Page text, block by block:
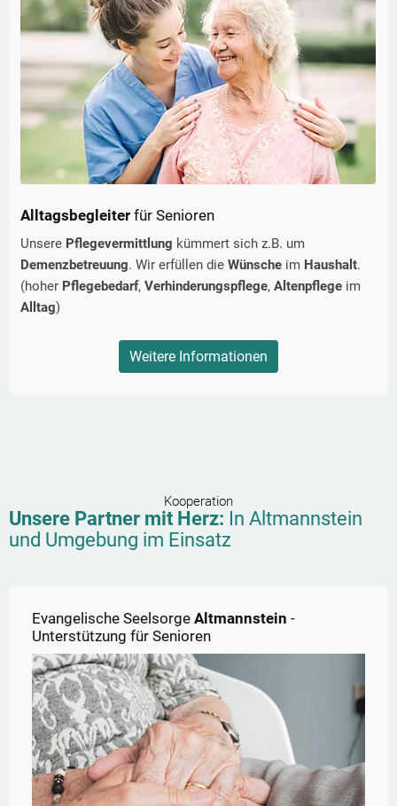
Alltagsbegleiter für Senioren
Unsere Pflegevermittlung kümmert sich z.B. um
Demenzbetreuung. Wir erfüllen die Wünsche im Haushalt.
(hoher Pflegebedarf, Verhinderungspflege, Altenpflege im
Alltag)
Weitere Informationen
Kooperation
Unsere Partner mit Herz: In Altmannstein
und Umgebung im Einsatz
Evangelische Seelsorge Altmannstein -
Unterstützung für Senioren